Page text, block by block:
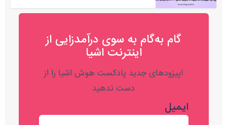
گام به‌گام به‌ سوی درآمدزایی از
اینترنت اشیا
اپیزودهای جدید پادکست هوش اشیا را از
دست ندهید
ایمیل